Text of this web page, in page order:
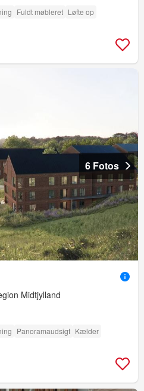
Fuldt møbleret Løfte op
6 Fotos
Midtjylland
Panoramaudsigt Kælder